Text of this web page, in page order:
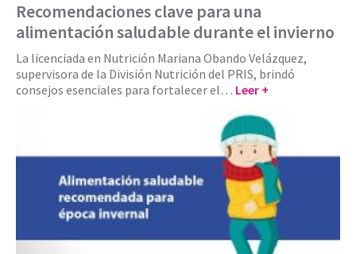
Recomendaciones clave para una
alimentación saludable durante el invierno
La licenciada en Nutrición Mariana Obando Velázquez,
supervisora de la División Nutrición del PRIS, brindó
consejos esenciales para fortalecer el… Leer +